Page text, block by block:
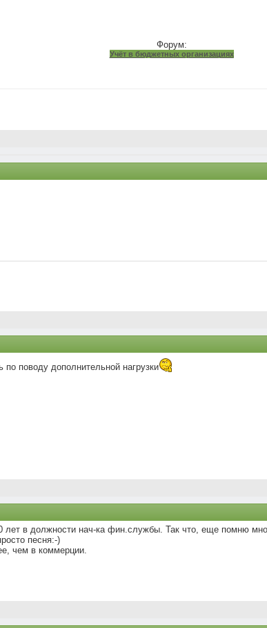
Форум:
Учёт в бюджетных организациях
поводу дополнительной нагрузки
лет в должности нач-ка фин.службы. Так что, еще помню
песня:-)
чем в коммерции.